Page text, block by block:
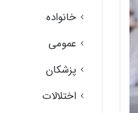
خانواده
عمومی
پزشکان
اختلالات